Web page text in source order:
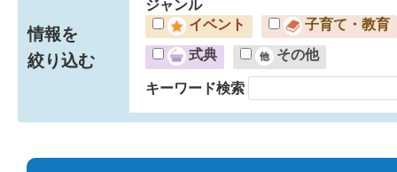
情報を
絞り込む
ジャンル
イベント
子育て・教育
式典 その他
キーワード検索